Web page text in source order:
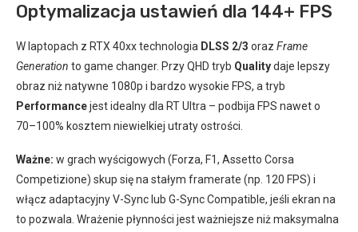
Optymalizacja ustawień dla 144+ FPS
W laptopach z RTX 40xx technologia DLSS 2/3 oraz Frame
Generation to game changer. Przy QHD tryb Qualitydaje lepszy
obraz niż natywne 1080p i bardzo wysokie FPS, a tryb
Performancejest idealny dla RT Ultra – podbija FPS nawet o
70–100% kosztem niewielkiej utraty ostrości.
Ważne: w grach wyścigowych (Forza, F1, Assetto Corsa
Competizione) skup się na stałym framerate (np. 120 FPS) i
włącz adaptacyjny V-Sync lub G-Sync Compatible, jeśli ekran na
to pozwala. Wrażenie płynności jest ważniejsze niż maksymalna